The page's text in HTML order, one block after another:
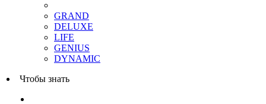
GRAND
DELUXE
LIFE
GENIUS
DYNAMIC
Чтобы знать